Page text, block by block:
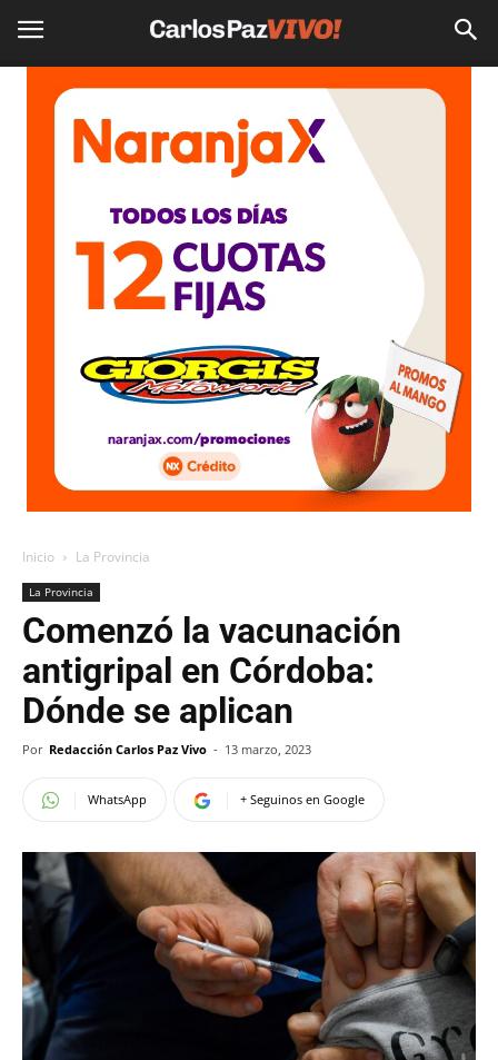
Inicio La Provincia
La Provincia
Comenzó la vacunación
antigripal en Córdoba:
Dónde se aplican
Por Redacción Carlos Paz Vivo - 13 marzo, 2023
WhatsApp + Seguinos en Google